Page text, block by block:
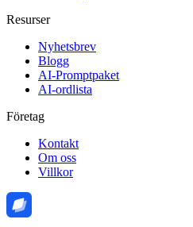
Resurser
Nyhetsbrev
Blogg
AI-Promptpaket
AI-ordlista
Företag
Kontakt
Om oss
Villkor